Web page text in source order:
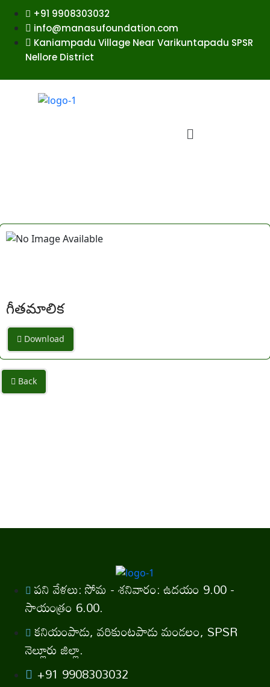
+91 9908303032
info@manasufoundation.com
Kaniampadu Village Near Varikuntapadu SPSR
Nellore District
గీతమాలిక
Download
Back
పని వేళలు: సోమ - శనివారం: ఉదయం 9.00 -
సాయంత్రం 6.00.
కనియంపాడు, వరికుంటపాడు మండలం, SPSR
నెల్లూరు జిల్లా.
+91 9908303032